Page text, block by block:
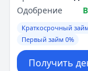
Одобрение
Краткосрочный
Первый займ 0%
Получить